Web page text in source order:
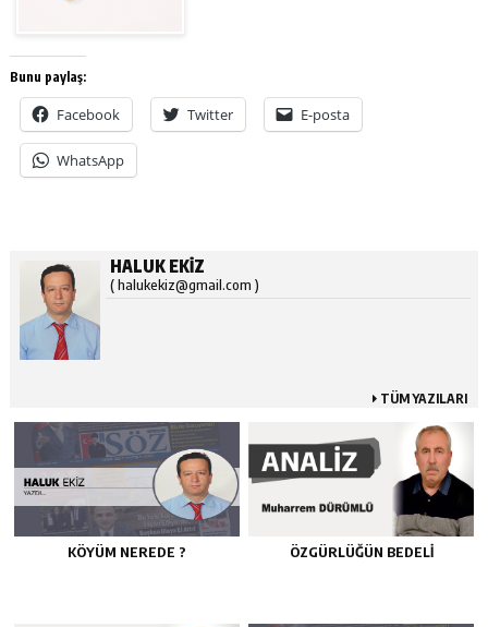
Bunu paylaş:
Facebook Twitter E-posta
WhatsApp
HALUK EKIZ
( halukekiz@gmail.com )
TÜM YAZILARI
KÖYÜM NEREDE ? ÖZGÜRLÜĞÜN BEDELİ